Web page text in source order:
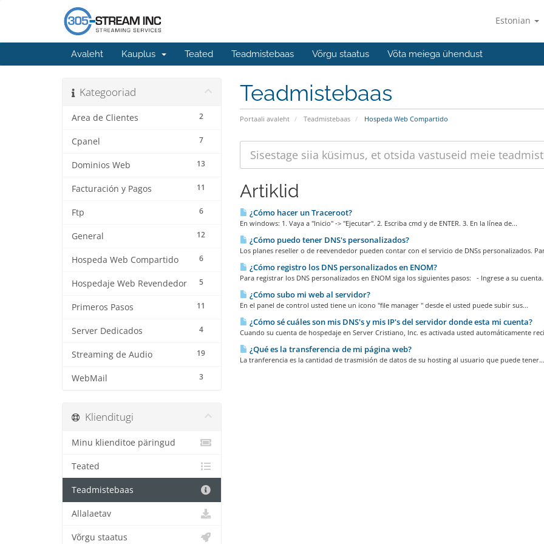
Estonian
Avaleht Kauplus Teated Teadmistebaas Võrgu staatus Võta meiega ühendust
Teadmistebaas
Portaali avaleht Teadmistebaas Hospeda Web Compartido
Kategooriad
2
Area de Clientes
7
Cpanel
13
Dominios Web
11
Facturación y Pagos
6
Ftp
12
General
6
Hospeda Web Compartido
5
Hospedaje Web Revendedor
11
Primeros Pasos
4
Server Dedicados
19
Streaming de Audio
3
WebMail
Artiklid
¿Cómo hacer un Traceroot?
En windows: 1. Vaya a "Inicio" -> "Ejecutar". 2. Escriba cmd y de ENTER. 3. En la línea de...
¿Cómo puedo tener DNS's personalizados?
Los planes reseller o de reevendedor pueden contar con el servicio de DNSs personalizados.
¿Cómo registro los DNS personalizados en ENOM?
Para registrar los DNS personalizados en ENOM siga los siguientes pasos: - Ingrese a su
¿Cómo subo mi web al servidor?
En el panel de control usted tiene un icono "file manager " desde el usted puede subir sus...
¿Cómo sé cuáles son mis DNS's y mis IP's del servidor donde esta mi cuenta?
Cuando su cuenta de hospedaje en Server Cristiano, Inc. es activada usted automáticamente
¿Qué es la transferencia de mi página web?
La tranferencia es la cantidad de trasmisión de datos de su hosting al usuario que puede tener...
Klienditugi
Minu klienditoe päringud
Teated
Teadmistebaas
Allalaetav
Võrgu staatus